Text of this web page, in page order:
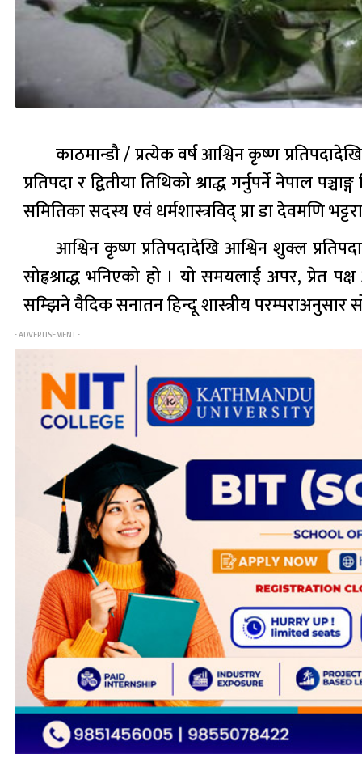
काठमान्डौ / प्रत्येक वर्ष आश्विन कृष्ण
प्रतिपदा र द्वितीया तिथिको श्राद्ध गर्नुपर्ने नेपाल
समितिका सदस्य एवं धर्मशास्त्रविद् प्रा डा देवमणि
आश्विन कृष्ण प्रतिपदादेखि आश्विन शुक्ल
सोह्रश्राद्ध भनिएको हो । यो समयलाई अपर, प्रेत
सम्झिने वैदिक सनातन हिन्दू शास्त्रीय परम्पराअनुसार
- ADVERTISEMENT -